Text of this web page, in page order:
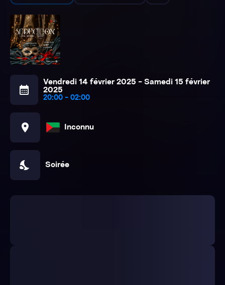
calendar_month
Vendredi 14 février 2025 - Samedi 15 février
2025
20:00 - 02:00
location_on Inconnu
nights_stay Soirée